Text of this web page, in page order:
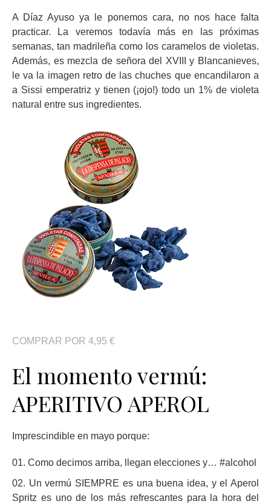
A Díaz Ayuso ya le ponemos cara, no nos hace falta
practicar. La veremos todavía más en las próximas
semanas, tan madrileña como los caramelos de violetas.
Además, es mezcla de señora del XVIII y Blancanieves,
le va la imagen retro de las chuches que encandilaron a
a Sissi emperatriz y tienen (¡ojo!) todo un 1% de violeta
natural entre sus ingredientes.
COMPRAR POR 4,95 €
El momento vermú:
APERITIVO APEROL
Imprescindible en mayo porque:
Como decimos arriba, llegan elecciones y… #alcohol
Un vermú SIEMPRE es una buena idea, y el Aperol
Spritz es uno de los más refrescantes para la hora del